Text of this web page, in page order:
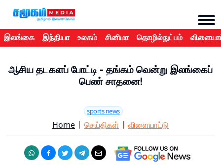
இலங்கை இந்தியா உலகம் சினிமா தொழில்நுட்பம்
ஆசிய தடகளப் போட்டி - தங்கம் வென்று இலங்கைப்
பெண் சாதனை!
sports news
Home செய்திகள் விளையாட்டு